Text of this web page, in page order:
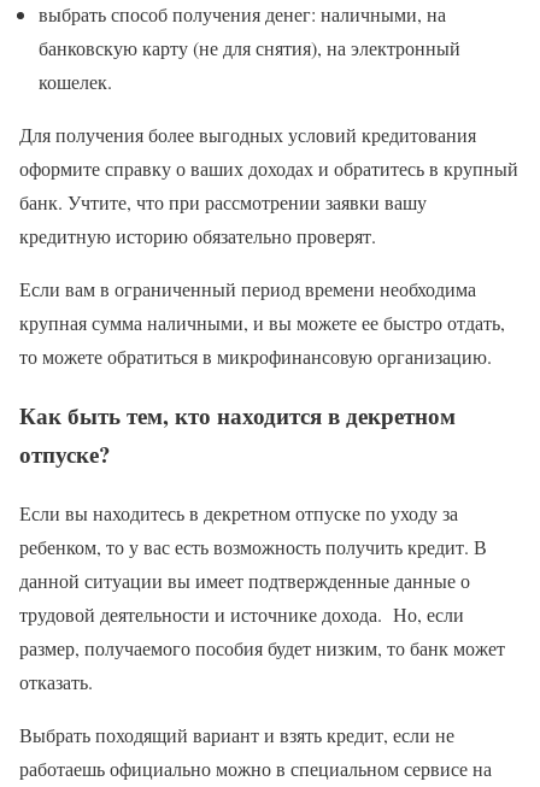
выбрать способ получения денег: наличными, на
банковскую карту (не для снятия), на электронный
кошелек.
Для получения более выгодных условий кредитования
оформите справку о ваших доходах и обратитесь в крупный
банк. Учтите, что при рассмотрении заявки вашу
кредитную историю обязательно проверят.
Если вам в ограниченный период времени необходима
крупная сумма наличными, и вы можете ее быстро отдать,
то можете обратиться в микрофинансовую организацию.
Как быть тем, кто находится в декретном
отпуске?
Если вы находитесь в декретном отпуске по уходу за
ребенком, то у вас есть возможность получить кредит. В
данной ситуации вы имеет подтвержденные данные о
трудовой деятельности и источнике дохода. Но, если
размер, получаемого пособия будет низким, то банк может
отказать.
Выбрать походящий вариант и взять кредит, если не
работаешь официально можно в специальном сервисе на